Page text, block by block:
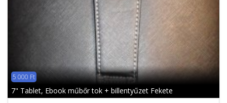
5 000 Ft
7" Tablet, Ebook műbőr tok + billentyűzet Fekete